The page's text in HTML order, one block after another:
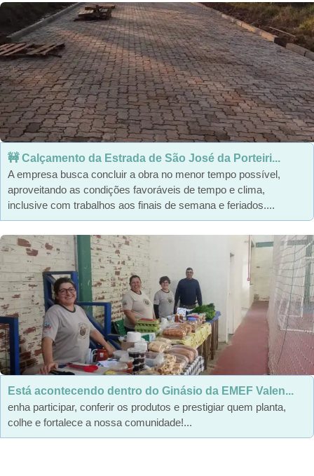
🚧 Calçamento da Estrada de São José da Porteiri...
A empresa busca concluir a obra no menor tempo possível,
aproveitando as condições favoráveis de tempo e clima,
inclusive com trabalhos aos finais de semana e feriados....
Está acontecendo dentro do Ginásio da EMEF Valen...
enha participar, conferir os produtos e prestigiar quem planta,
colhe e fortalece a nossa comunidade!...